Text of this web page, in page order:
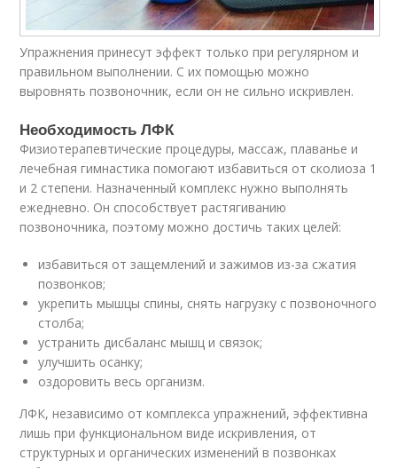
Упражнения принесут эффект только при регулярном и
правильном выполнении. С их помощью можно
выровнять позвоночник, если он не сильно искривлен.
Необходимость ЛФК
Физиотерапевтические процедуры, массаж, плаванье и
лечебная гимнастика помогают избавиться от сколиоза 1
и 2 степени. Назначенный комплекс нужно выполнять
ежедневно. Он способствует растягиванию
позвоночника, поэтому можно достичь таких целей:
избавиться от защемлений и зажимов из-за сжатия
позвонков;
укрепить мышцы спины, снять нагрузку с позвоночного
столба;
устранить дисбаланс мышц и связок;
улучшить осанку;
оздоровить весь организм.
ЛФК, независимо от комплекса упражнений, эффективна
лишь при функциональном виде искривления, от
структурных и органических изменений в позвонках